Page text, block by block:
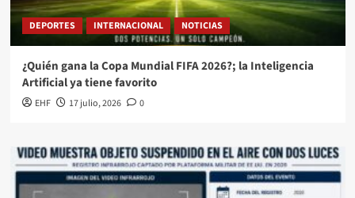
DEPORTES INTERNACIONAL NOTICIAS
¿Quién gana la Copa Mundial FIFA 2026?; la Inteligencia
Artificial ya tiene favorito
EHF 17 julio, 2026 0